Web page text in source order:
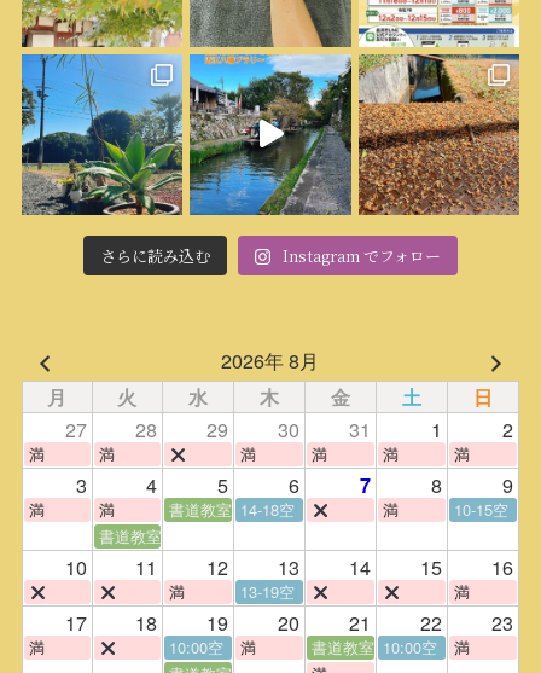
さらに読み込む Instagram でフォロー
2026年 8月
月 火 水 木 金 土 日
27 28 29 30 31 1 2
満 満 満 満 満 満
3 4 5 6 7 8 9
満 満 書道教室 14-18空 満
10-15空
書道教室
10 11 12 13 14 15 16
満 13-19空 満
17 18 19 20 21 22 23
満 10:00空 満 書道教室 10:00空
満